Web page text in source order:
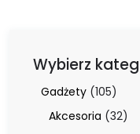
Wybierz
Gadżety 105105
Akcesoria 3232